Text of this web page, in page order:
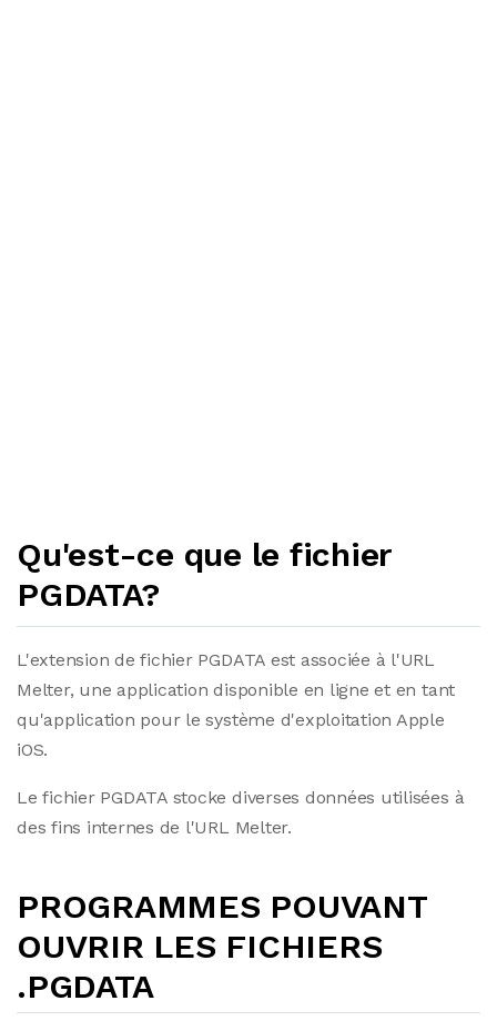
Qu'est-ce que le fichier
PGDATA?
L'extension de fichier PGDATA est associée à l'URL
Melter, une application disponible en ligne et en tant
qu'application pour le système d'exploitation Apple
iOS.
Le fichier PGDATA stocke diverses données utilisées à
des fins internes de l'URL Melter.
PROGRAMMES POUVANT
OUVRIR LES FICHIERS
.PGDATA